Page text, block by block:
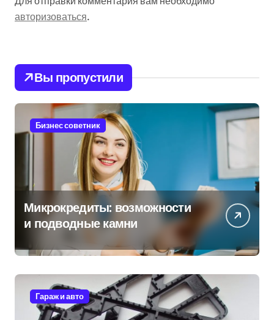
авторизоваться.
Вы пропустили
Бизнес советник
Микрокредиты: возможности
и подводные камни
Гараж и авто